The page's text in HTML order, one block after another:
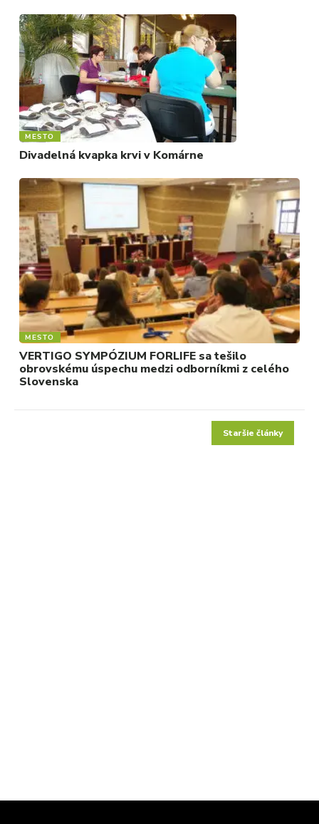
MESTO
Divadelná kvapka krvi v Komárne
MESTO
VERTIGO SYMPÓZIUM FORLIFE sa tešilo
obrovskému úspechu medzi odborníkmi z celého
Slovenska
Staršie články